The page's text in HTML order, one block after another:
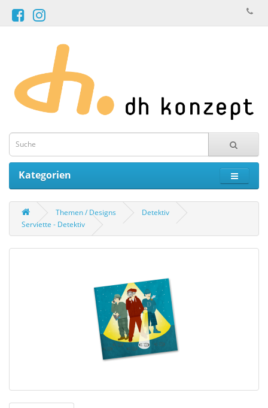
Kategorien
Themen / Designs
Detektiv
Serviette - Detektiv